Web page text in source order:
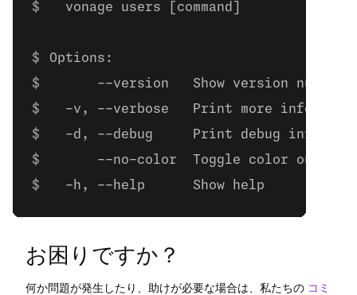
vonage users [command]
Options:
--version   Show version number
-v, --verbose   Print more
-d, --debug     Print debug
--no-color  Toggle color output
-h, --help      Show help
お困りですか？
何か問題が発生したり、助けが必要な場合は、私たちの コミ